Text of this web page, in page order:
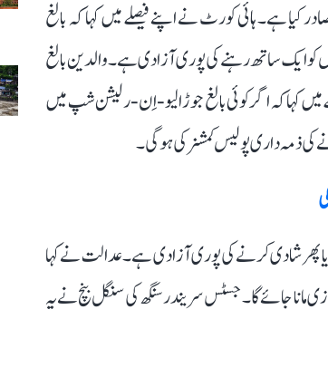
ہے۔ ہائی کورٹ نے اپنے فیصلے میں کہا کہ بالغ
ایک ساتھ رہنے کی پوری آزادی ہے۔ والدین بالغ
کہا کہ اگر کوئی بالغ جوڑا لیو-اِن-رلیشن شپ میں
کی ذمہ داری پولیس کمشنر کی ہوگی۔
یا پھر شادی کرنے کی پوری آزادی ہے۔ عدالت نے کہا
میں مداخلت آرٹیکل 19 اور 21 کی خلاف ورزی مانا جائے گا۔ جسٹس سریندر سنگھ کی سنگل بنچ نے یہ